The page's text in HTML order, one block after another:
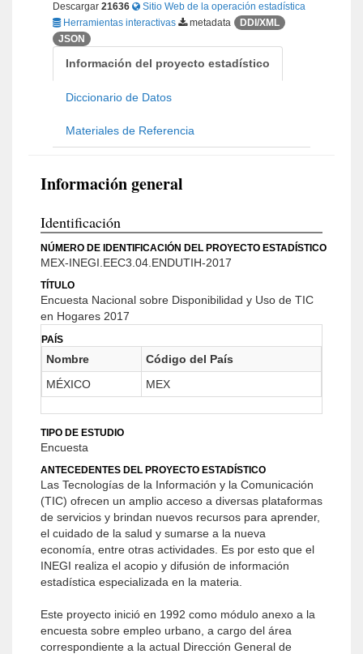
Descargar 21636
Sitio Web de la operación estadística
Herramientas interactivas
metadata
DDI/XML
JSON
Información del proyecto estadístico
Diccionario de Datos
Materiales de Referencia
Información general
Identificación
NÚMERO DE IDENTIFICACIÓN DEL PROYECTO ESTADÍSTICO
MEX-INEGI.EEC3.04.ENDUTIH-2017
TÍTULO
Encuesta Nacional sobre Disponibilidad y Uso de TIC
en Hogares 2017
PAÍS
Nombre
Código del País
MÉXICO
MEX
TIPO DE ESTUDIO
Encuesta
ANTECEDENTES DEL PROYECTO ESTADÍSTICO
Las Tecnologías de la Información y la Comunicación
(TIC) ofrecen un amplio acceso a diversas plataformas
de servicios y brindan nuevos recursos para aprender,
el cuidado de la salud y sumarse a la nueva
economía, entre otras actividades. Es por esto que el
INEGI realiza el acopio y difusión de información
estadística especializada en la materia.
Este proyecto inició en 1992 como módulo anexo a la
encuesta sobre empleo urbano, a cargo del área
correspondiente a la actual Dirección General de